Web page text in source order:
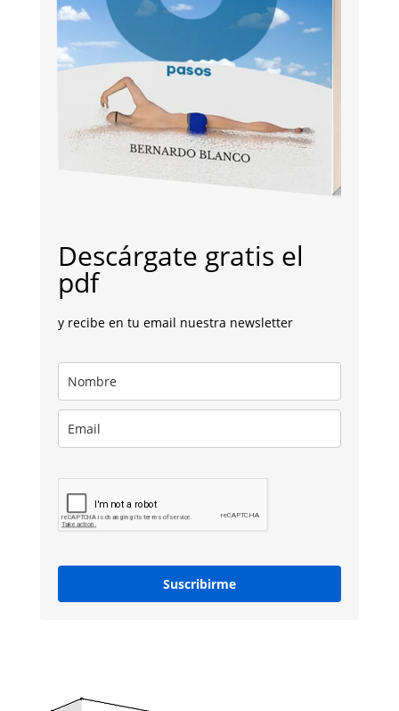
Descárgate gratis el
pdf
y recibe en tu email nuestra newsletter
Suscribirme